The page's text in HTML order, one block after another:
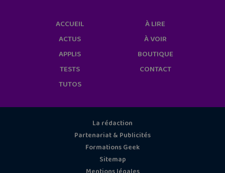
ACCUEIL
ACTUS
APPLIS
TESTS
TUTOS
À LIRE
À VOIR
BOUTIQUE
CONTACT
La rédaction
Partenariat & Publicités
Formations Geek
Sitemap